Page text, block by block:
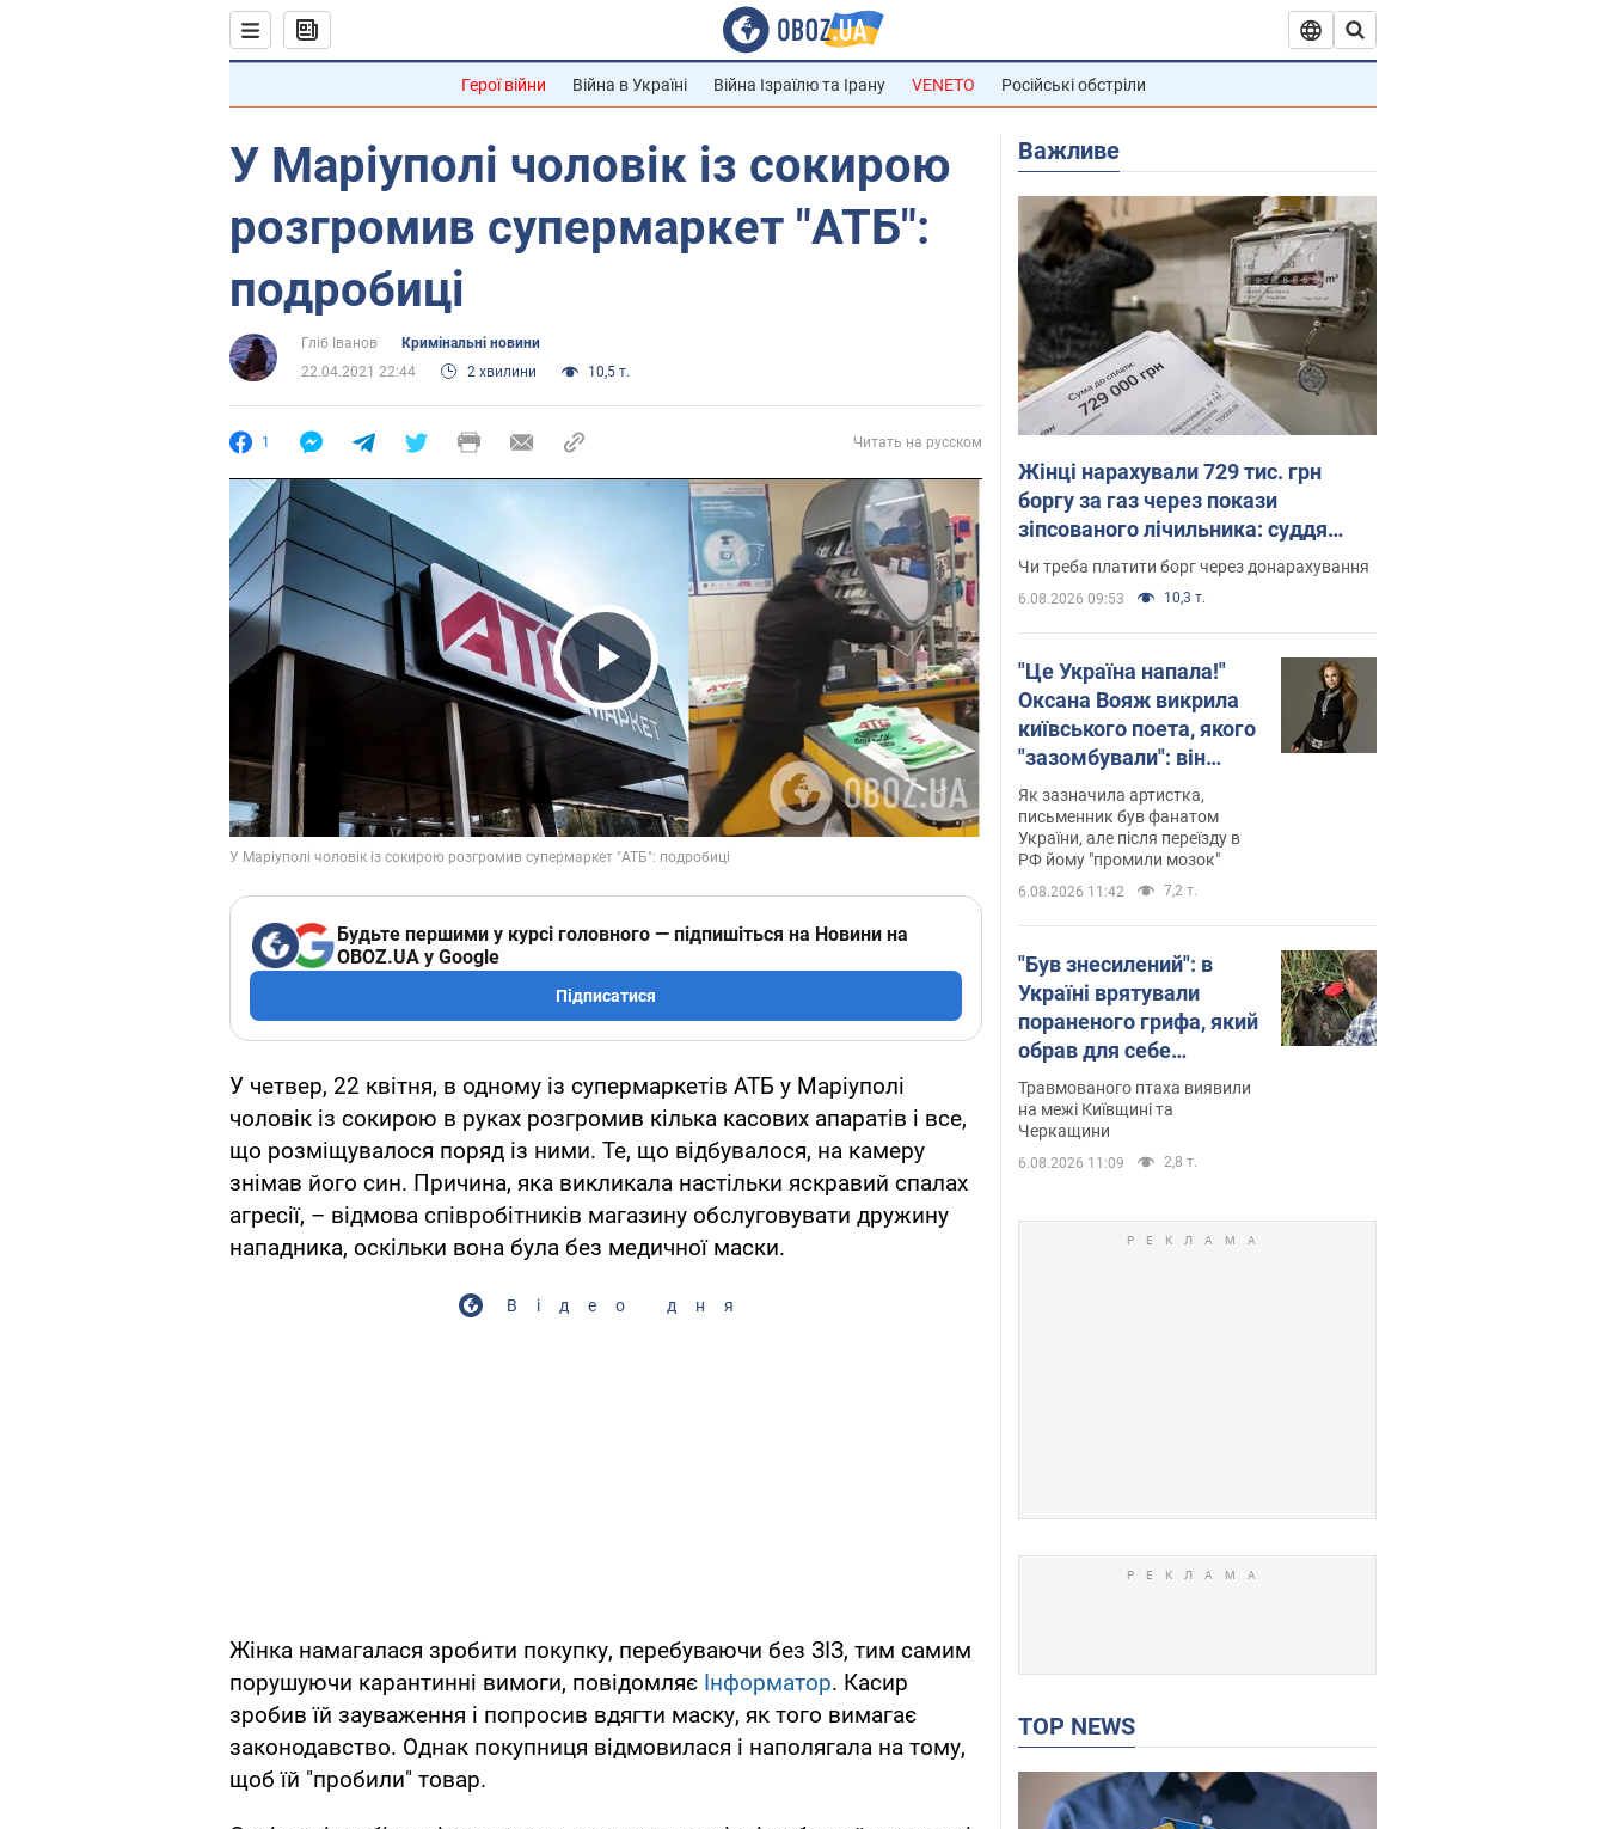
Герої війни Війна в Україні Війна Ізраїлю та Ірану VENETO Російські обстріли
У Маріуполі чоловік із сокирою
розгромив супермаркет "АТБ":
подробиці
Гліб Іванов
Кримінальні новини
22.04.2021 22:44
2 хвилини 10,5 т.
1 Читать на русском
Play Video
Будьте першими у курсі головного — підпишіться на Новини на
OBOZ.UA у Google
Підписатися
У четвер, 22 квітня, в одному із супермаркетів АТБ у Маріуполі
чоловік із сокирою в руках розгромив кілька касових апаратів і все,
що розміщувалося поряд із ними. Те, що відбувалося, на камеру
знімав його син. Причина, яка викликала настільки яскравий спалах
агресії, – відмова співробітників магазину обслуговувати дружину
нападника, оскільки вона була без медичної маски.
Відео дня
Жінка намагалася зробити покупку, перебуваючи без ЗІЗ, тим самим
порушуючи карантинні вимоги, повідомляє Інформатор. Касир
зробив їй зауваження і попросив вдягти маску, як того вимагає
законодавство. Однак покупниця відмовилася і наполягала на тому,
щоб їй "пробили" товар.
Важливе
Жінці нарахували 729 тис. грн
боргу за газ через покази
зіпсованого лічильника: суддя
ухвалив неочікуване рішення
Чи треба платити борг через донарахування
6.08.2026 09:53 10,3 т.
"Це Україна напала!"
Оксана Вояж викрила
київського поета, якого
"зазомбували": він
навіть російської не
знав, а тепер хоче
геноциду українців
Як зазначила артистка,
письменник був фанатом
України, але після переїзду в
РФ йому "промили мозок"
6.08.2026 11:42 7,2 т.
"Був знесилений": в
Україні врятували
пораненого грифа, який
обрав для себе
нетиповий маршрут.
Фото
Травмованого птаха виявили
на межі Київщині та
Черкащини
6.08.2026 11:09 2,8 т.
TOP NEWS